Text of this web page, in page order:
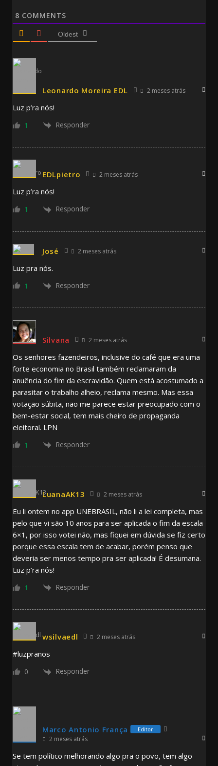
8 COMMENTS
Oldest
Leonardo Moreira EDL 2 meses atrás
Luz p’ra nós!
1 Responder
EDLpietro 2 meses atrás
Luz p’ra nós!
1 Responder
José 2 meses atrás
Luz pra nós.
1 Responder
Silvana 2 meses atrás
Os senhores fazendeiros, inclusive do café que era uma
forte economia no Brasil também reclamaram da
anuência do fim da escravidão. Quem está acostumado a
parasitar o trabalho alheio, reclama mesmo. Mas essa
votação súbita, não me parece estar preocupado com o
bem-estar social, tem mais cheiro de propaganda
eleitoral. LPN
1 Responder
LuanaAK13 2 meses atrás
Eu li ontem no app UNEBRASIL, não li a lei completa, mas
pelo que vi são 10 anos para ser aplicada o fim da escala
6×1, por isso votei não, mas fiquei em dúvida se fiz certo
porque essa escala tem de acabar, porém penso que
deveria ser menos tempo pra ser aplicada! É desumana.
Luz p’ra nós!
1 Responder
wsilvaedl 2 meses atrás
#luzpranos
0 Responder
Marco Antonio França Editor
2 meses atrás
Se tem político melhorando algo pra o povo, tem algo